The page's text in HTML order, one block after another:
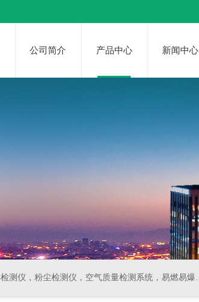
公司简介 产品中心 新闻中心
测系统，易燃易爆有毒有害气体检测报警设备，环境检测分析仪器，水质分析仪